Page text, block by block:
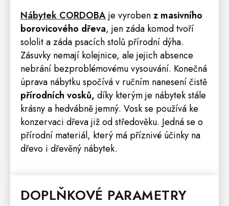
Nábytek CORDOBAje vyrobenz masivního
borovicového dřeva, jen záda komod tvoří
sololit a záda psacích stolů přírodní dýha.
Zásuvky nemají kolejnice, ale jejich absence
nebrání bezproblémovému vysouvání. Konečná
úprava nábytku spočívá v ručním nanesení čistě
přírodních vosků, díky kterým je nábytek stále
krásny a hedvábně jemný. Vosk se používá ke
konzervaci dřeva již od středověku. Jedná se o
přírodní materiál, který má příznivé účinky na
dřevo i dřevěný nábytek.
DOPLŇKOVÉ PARAMETRY